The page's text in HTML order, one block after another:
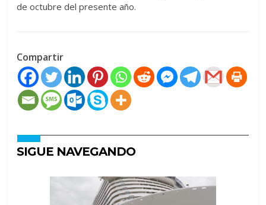
de octubre del presente año.
Compartir
SIGUE NAVEGANDO